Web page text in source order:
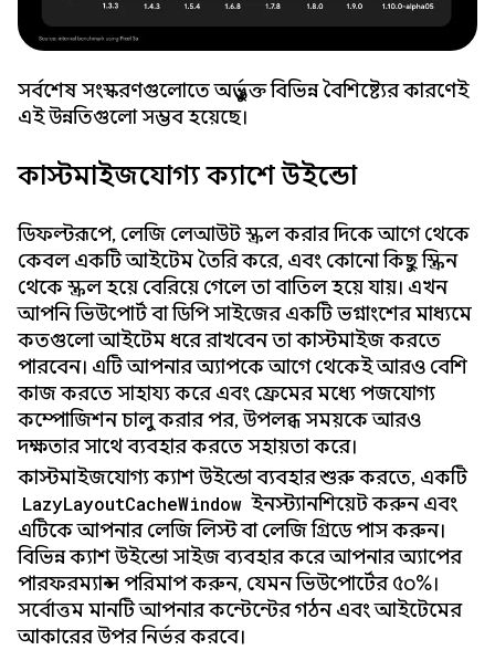
সর্বশেষ সংস্করণগুলোতে অন্তর্ভুক্ত বিভিন্ন বৈশিষ্ট্যের কারণেই
এই উন্নতিগুলো সম্ভব হয়েছে।
কাস্টমাইজযোগ্য ক্যাশে উইন্ডো
ডিফল্টরূপে, লেজি লেআউট স্ক্রল করার দিকে আগে থেকে
কেবল একটি আইটেম তৈরি করে, এবং কোনো কিছু স্ক্রিন
থেকে স্ক্রল হয়ে বেরিয়ে গেলে তা বাতিল হয়ে যায়। এখন
আপনি ভিউপোর্ট বা ডিপি সাইজের একটি ভগ্নাংশের মাধ্যমে
কতগুলো আইটেম ধরে রাখবেন তা কাস্টমাইজ করতে
পারবেন। এটি আপনার অ্যাপকে আগে থেকেই আরও বেশি
কাজ করতে সাহায্য করে এবং ফ্রেমের মধ্যে পজযোগ্য
কম্পোজিশন চালু করার পর, উপলব্ধ সময়কে আরও
দক্ষতার সাথে ব্যবহার করতে সহায়তা করে।
কাস্টমাইজযোগ্য ক্যাশ উইন্ডো ব্যবহার শুরু করতে, একটি
LazyLayoutCacheWindow ইনস্ট্যানশিয়েট করুন এবং
এটিকে আপনার লেজি লিস্ট বা লেজি গ্রিডে পাস করুন।
বিভিন্ন ক্যাশ উইন্ডো সাইজ ব্যবহার করে আপনার অ্যাপের
পারফরম্যান্স পরিমাপ করুন, যেমন ভিউপোর্টের ৫০%।
সর্বোত্তম মানটি আপনার কন্টেন্টের গঠন এবং আইটেমের
আকারের উপর নির্ভর করবে।